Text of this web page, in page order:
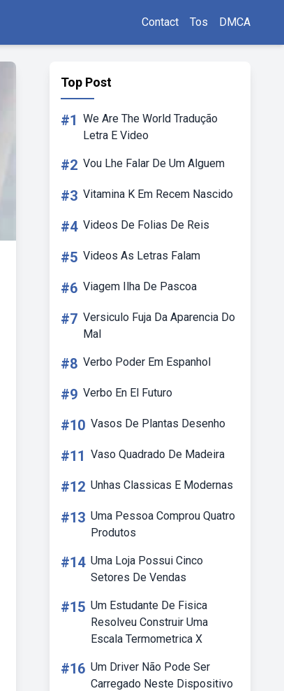
Contact Tos DMCA
Top Post
#1 We Are The World Tradução
Letra E Video
#2 Vou Lhe Falar De Um Alguem
#3 Vitamina K Em Recem Nascido
#4 Videos De Folias De Reis
#5 Videos As Letras Falam
#6 Viagem Ilha De Pascoa
#7 Versiculo Fuja Da Aparencia Do
Mal
#8 Verbo Poder Em Espanhol
#9 Verbo En El Futuro
#10 Vasos De Plantas Desenho
#11 Vaso Quadrado De Madeira
#12 Unhas Classicas E Modernas
#13 Uma Pessoa Comprou Quatro
Produtos
#14 Uma Loja Possui Cinco
Setores De Vendas
#15 Um Estudante De Fisica
Resolveu Construir Uma
Escala Termometrica X
#16 Um Driver Não Pode Ser
Carregado Neste Dispositivo